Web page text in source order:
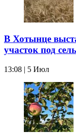
В Хотынце
участок под
13:08 | 5 Июл